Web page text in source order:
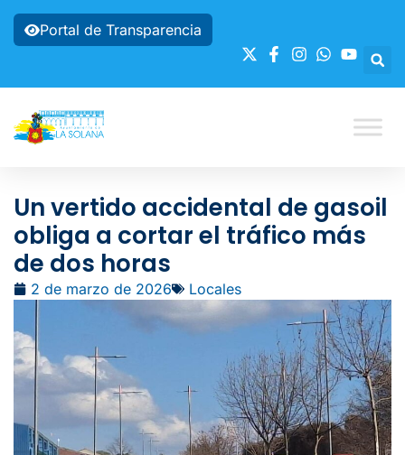
Portal de Transparencia
Un vertido accidental de gasoil
obliga a cortar el tráfico más
de dos horas
2 de marzo de 2026 Locales